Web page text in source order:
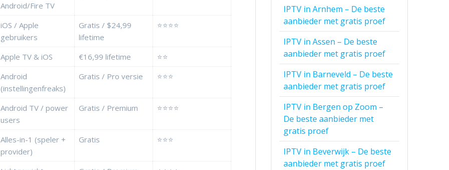
Android/Fire TV
iOS / Apple
gebruikers
Gratis / $24,99
lifetime
⭐⭐⭐⭐
Apple TV & iOS €16,99 lifetime
⭐⭐
Android
(instellingenfreaks)
Gratis / Pro versie ⭐⭐⭐
Android TV / power
users
Gratis / Premium ⭐⭐⭐⭐
Alles-in-1 (speler +
provider)
Gratis ⭐⭐⭐
IPTV in Arnhem – De beste
aanbieder met gratis proef
IPTV in Assen – De beste
aanbieder met gratis proef
IPTV in Barneveld – De beste
aanbieder met gratis proef
IPTV in Bergen op Zoom –
De beste aanbieder met
gratis proef
IPTV in Beverwijk – De beste
aanbieder met gratis proef